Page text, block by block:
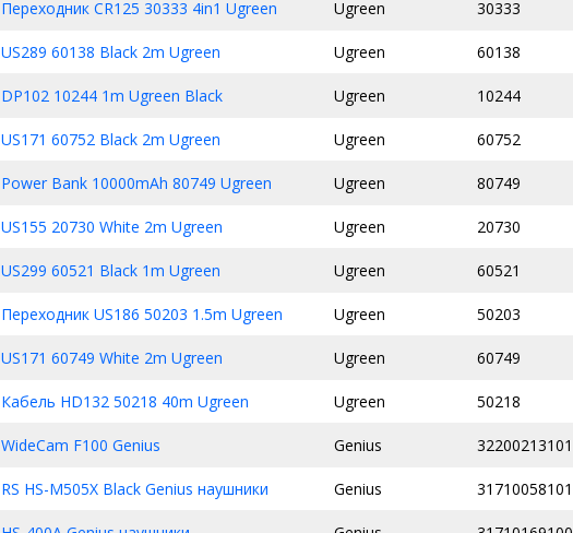
Переходник CR125 30333 4in1 Ugreen Ugreen 30333
US289 60138 Black 2m Ugreen Ugreen 60138
DP102 10244 1m Ugreen Black Ugreen 10244
US171 60752 Black 2m Ugreen Ugreen 60752
Power Bank 10000mAh 80749 Ugreen Ugreen 80749
US155 20730 White 2m Ugreen Ugreen 20730
US299 60521 Black 1m Ugreen Ugreen 60521
Переходник US186 50203 1.5m Ugreen Ugreen 50203
US171 60749 White 2m Ugreen Ugreen 60749
Кабель HD132 50218 40m Ugreen Ugreen 50218
WideCam F100 Genius Genius 32200213101
RS HS-M505X Black Genius наушники Genius 31710058101